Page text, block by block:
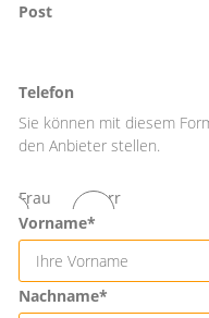
Post
Telefon
Sie können mit diesem
den Anbieter stellen.
Frau
Herr
Vorname*
Nachname*